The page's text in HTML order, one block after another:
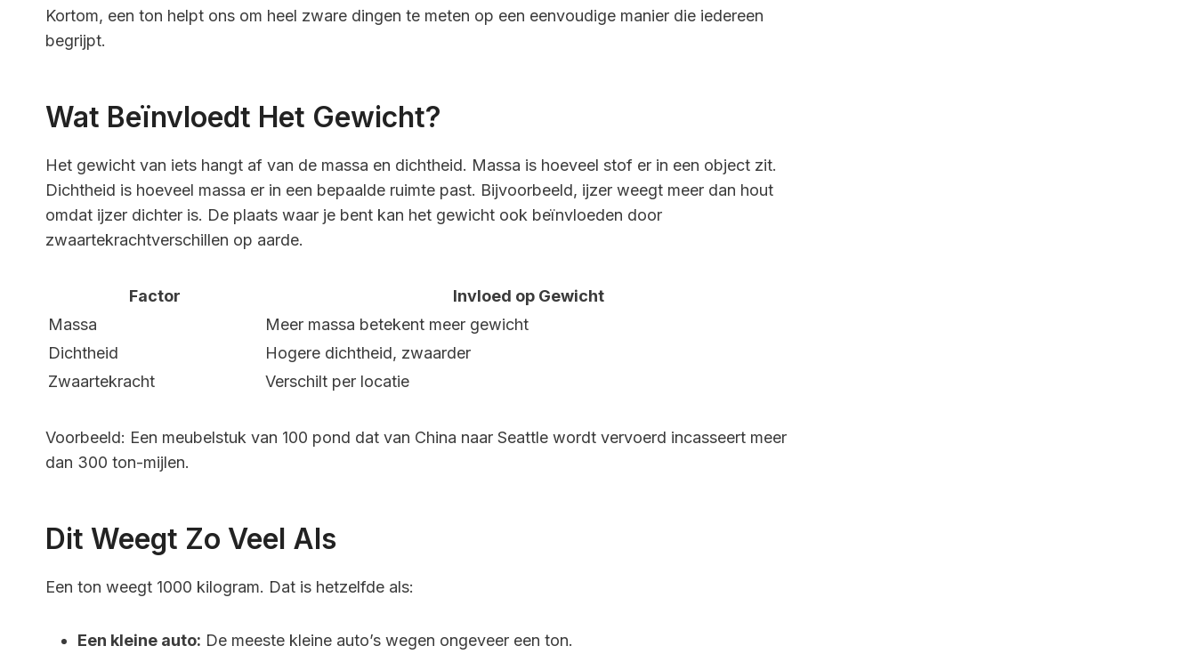
Kortom, een ton helpt ons om heel zware dingen te meten op een eenvoudige manier die iedereen
begrijpt.
Wat Beïnvloedt Het Gewicht?
Het gewicht van iets hangt af van de massa en dichtheid. Massa is hoeveel stof er in een object zit.
Dichtheid is hoeveel massa er in een bepaalde ruimte past. Bijvoorbeeld, ijzer weegt meer dan hout
omdat ijzer dichter is. De plaats waar je bent kan het gewicht ook beïnvloeden door
zwaartekrachtverschillen op aarde.
Factor
Invloed op Gewicht
Massa
Meer massa betekent meer gewicht
Dichtheid
Hogere dichtheid, zwaarder
Zwaartekracht
Verschilt per locatie
Voorbeeld: Een meubelstuk van 100 pond dat van China naar Seattle wordt vervoerd incasseert meer
dan 300 ton-mijlen.
Dit Weegt Zo Veel Als
Een ton weegt 1000 kilogram. Dat is hetzelfde als:
Een kleine auto: De meeste kleine auto’s wegen ongeveer een ton.